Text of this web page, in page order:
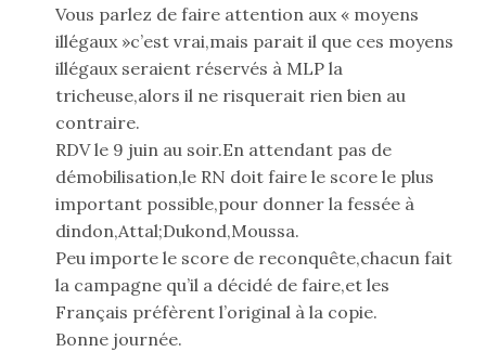
Vous parlez de faire attention aux « moyens
illégaux »c’est vrai,mais parait il que ces moyens
illégaux seraient réservés à MLP la
tricheuse,alors il ne risquerait rien bien au
contraire.
RDV le 9 juin au soir.En attendant pas de
démobilisation,le RN doit faire le score le plus
important possible,pour donner la fessée à
dindon,Attal;Dukond,Moussa.
Peu importe le score de reconquête,chacun fait
la campagne qu’il a décidé de faire,et les
Français préfèrent l’original à la copie.
Bonne journée.